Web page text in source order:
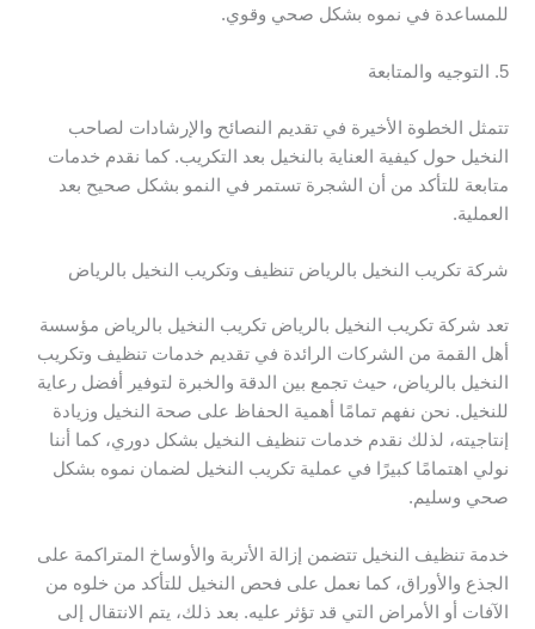
للمساعدة في نموه بشكل صحي وقوي.
5. التوجيه والمتابعة
تتمثل الخطوة الأخيرة في تقديم النصائح والإرشادات لصاحب
النخيل حول كيفية العناية بالنخيل بعد التكريب. كما نقدم خدمات
متابعة للتأكد من أن الشجرة تستمر في النمو بشكل صحيح بعد
العملية.
شركة تكريب النخيل بالرياض تنظيف وتكريب النخيل بالرياض
تعد شركة تكريب النخيل بالرياض تكريب النخيل بالرياض مؤسسة
أهل القمة من الشركات الرائدة في تقديم خدمات تنظيف وتكريب
النخيل بالرياض، حيث تجمع بين الدقة والخبرة لتوفير أفضل رعاية
للنخيل. نحن نفهم تمامًا أهمية الحفاظ على صحة النخيل وزيادة
إنتاجيته، لذلك نقدم خدمات تنظيف النخيل بشكل دوري، كما أننا
نولي اهتمامًا كبيرًا في عملية تكريب النخيل لضمان نموه بشكل
صحي وسليم.
خدمة تنظيف النخيل تتضمن إزالة الأتربة والأوساخ المتراكمة على
الجذع والأوراق، كما نعمل على فحص النخيل للتأكد من خلوه من
الآفات أو الأمراض التي قد تؤثر عليه. بعد ذلك، يتم الانتقال إلى